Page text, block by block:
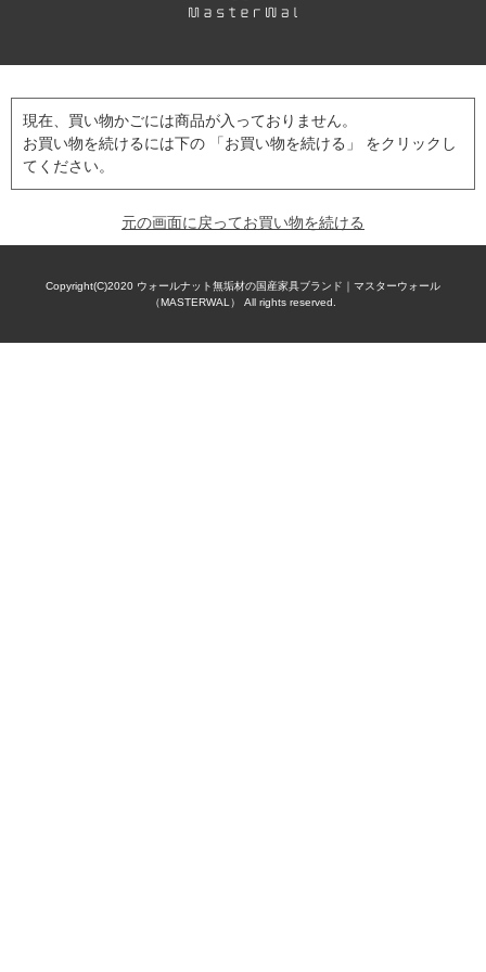
現在、買い物かごには商品が入っておりません。
お買い物を続けるには下の 「お買い物を続ける」 をクリックし
てください。
元の画面に戻ってお買い物を続ける
Copyright(C)2020 ウォールナット無垢材の国産家具ブランド｜マスターウォール
（MASTERWAL） All rights reserved.